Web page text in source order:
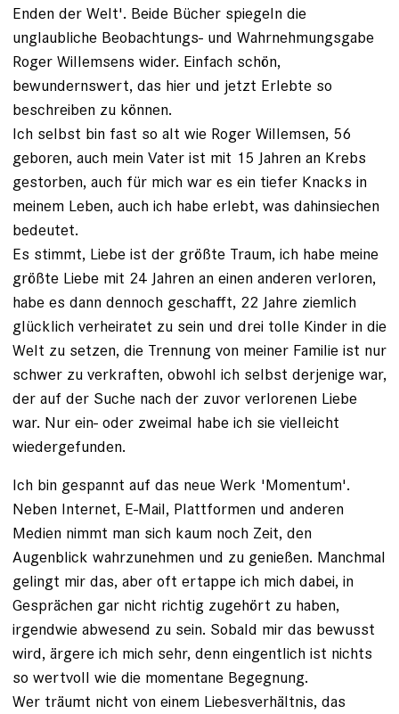
Enden der Welt'. Beide Bücher spiegeln die
unglaubliche Beobachtungs- und Wahrnehmungsgabe
Roger Willemsens wider. Einfach schön,
bewundernswert, das hier und jetzt Erlebte so
beschreiben zu können.
Ich selbst bin fast so alt wie Roger Willemsen, 56
geboren, auch mein Vater ist mit 15 Jahren an Krebs
gestorben, auch für mich war es ein tiefer Knacks in
meinem Leben, auch ich habe erlebt, was dahinsiechen
bedeutet.
Es stimmt, Liebe ist der größte Traum, ich habe meine
größte Liebe mit 24 Jahren an einen anderen verloren,
habe es dann dennoch geschafft, 22 Jahre ziemlich
glücklich verheiratet zu sein und drei tolle Kinder in die
Welt zu setzen, die Trennung von meiner Familie ist nur
schwer zu verkraften, obwohl ich selbst derjenige war,
der auf der Suche nach der zuvor verlorenen Liebe
war. Nur ein- oder zweimal habe ich sie vielleicht
wiedergefunden.
Ich bin gespannt auf das neue Werk 'Momentum'.
Neben Internet, E-Mail, Plattformen und anderen
Medien nimmt man sich kaum noch Zeit, den
Augenblick wahrzunehmen und zu genießen. Manchmal
gelingt mir das, aber oft ertappe ich mich dabei, in
Gesprächen gar nicht richtig zugehört zu haben,
irgendwie abwesend zu sein. Sobald mir das bewusst
wird, ärgere ich mich sehr, denn eingentlich ist nichts
so wertvoll wie die momentane Begegnung.
Wer träumt nicht von einem Liebesverhältnis, das